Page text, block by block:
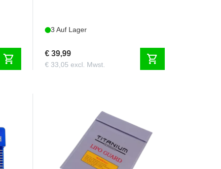
shopping_cart
3 Auf Lager
€ 39,99
€ 33,05 excl. Mwst. shopping_cart